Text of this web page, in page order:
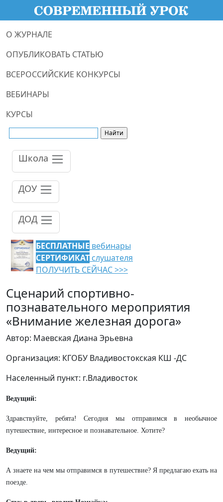
О ЖУРНАЛЕ
ОПУБЛИКОВАТЬ СТАТЬЮ
ВСЕРОССИЙСКИЕ КОНКУРСЫ
ВЕБИНАРЫ
КУРСЫ
Школа
ДОУ
ДОД
БЕСПЛАТНЫЕ вебинары
СЕРТИФИКАТ слушателя
ПОЛУЧИТЬ СЕЙЧАС >>>
Сценарий спортивно-
познавательного мероприятия
«Внимание железная дорога»
Автор: Маевская Диана Эрьевна
Организация: КГОБУ Владивостокская КШ -ДС
Населенный пункт: г.Владивосток
Ведущий:
Здравствуйте, ребята! Сегодня мы отправимся в необычное
путешествие, интересное и познавательное. Хотите?
Ведущий:
А знаете на чем мы отправимся в путешествие? Я предлагаю ехать на
поезде.